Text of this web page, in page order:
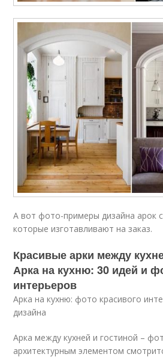
А вот фото-примеры дизайна арок
которые изготавливают на заказ.
Красивые арки между
Арка на кухню: 30 идей и
интерьеров
Арка на кухню: фото красивого
дизайна
Арка между кухней и гостиной –
архитектурным элементом